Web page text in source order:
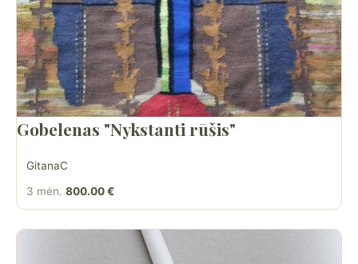
Gobelenas "Nykstanti rūšis"
GitanaC
3 mėn. 800.00 €